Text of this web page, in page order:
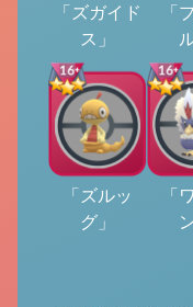
「ズガイド
ス」
「
「ズルッ
グ」
「